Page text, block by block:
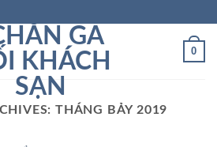
0
THÁNG BẢY 2019